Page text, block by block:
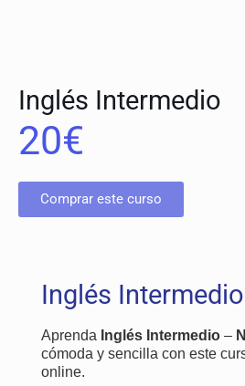
Inglés Intermedio
20€
Comprar este curso
Inglés
Aprenda Inglés Intermedio–
cómoda y sencilla con este
online.